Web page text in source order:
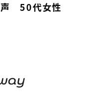
声 50代女性